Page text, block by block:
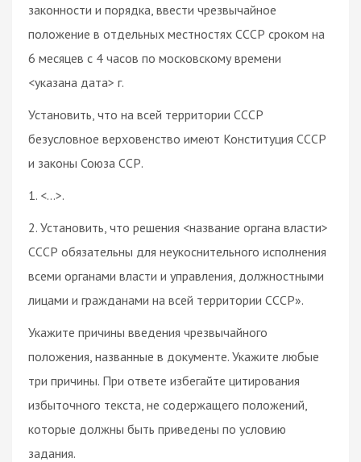
законности и порядка, ввести чрезвычайное
положение в отдельных местностях СССР сроком на
6 месяцев с 4 часов по московскому времени
<указана дата> г.
Установить, что на всей территории СССР
безусловное верховенство имеют Конституция СССР
и законы Союза ССР.
1. <…>.
2. Установить, что решения <название органа власти>
СССР обязательны для неукоснительного исполнения
всеми органами власти и управления, должностными
лицами и гражданами на всей территории СССР».
Укажите причины введения чрезвычайного
положения, названные в документе. Укажите любые
три причины. При ответе избегайте цитирования
избыточного текста, не содержащего положений,
которые должны быть приведены по условию
задания.